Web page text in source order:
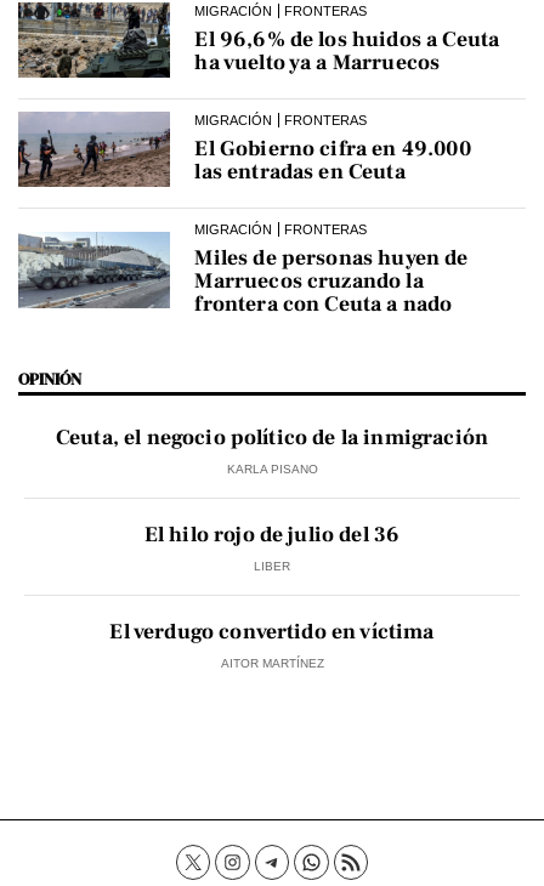
MIGRACIÓN FRONTERAS
El 96,6% de los huidos a Ceuta
ha vuelto ya a Marruecos
MIGRACIÓN FRONTERAS
El Gobierno cifra en 49.000
las entradas en Ceuta
MIGRACIÓN FRONTERAS
Miles de personas huyen de
Marruecos cruzando la
frontera con Ceuta a nado
OPINIÓN
Ceuta, el negocio político de la inmigración
KARLA PISANO
El hilo rojo de julio del 36
LIBER
El verdugo convertido en víctima
AITOR MARTÍNEZ